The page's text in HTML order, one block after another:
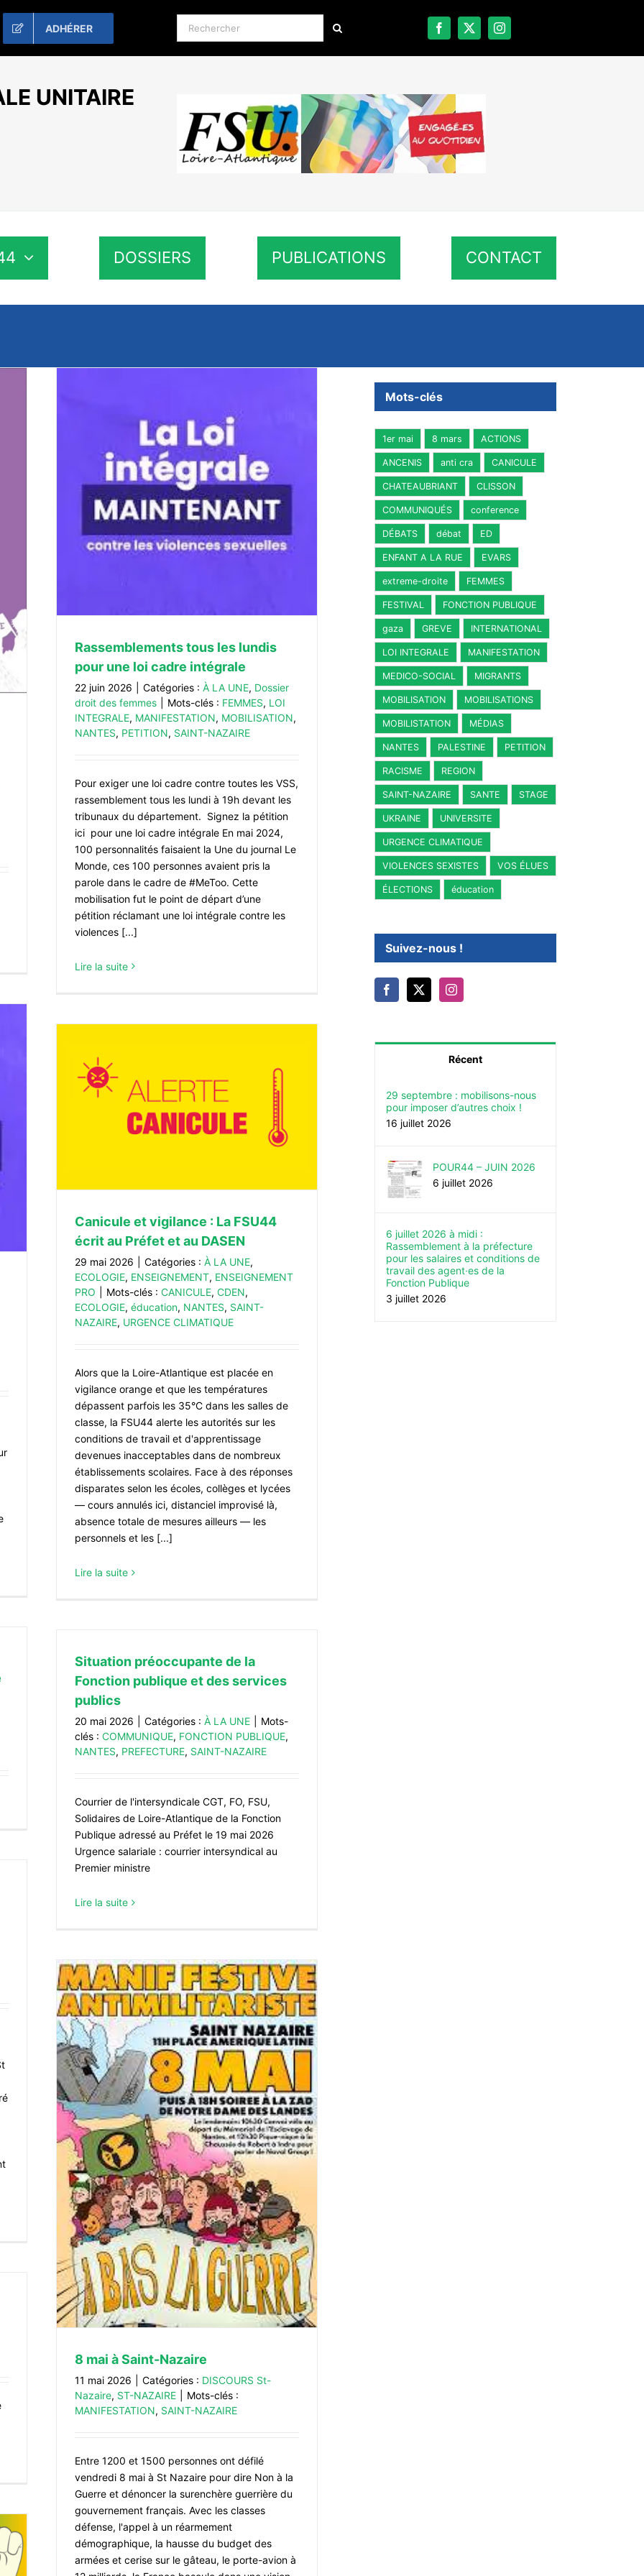
ADHÉRER Rechercher:
UNITAIRE
DOSSIERS PUBLICATIONS CONTACT
une
Rassemblements tous les lundis
pour une loi cadre intégrale
22 juin 2026 Catégories : À LA UNE, Dossier
droit des femmes
Mots-clés : FEMMES, LOI
INTEGRALE, MANIFESTATION, MOBILISATION,
NANTES, PETITION, SAINT-NAZAIRE
Pour exiger une loi cadre contre toutes les VSS,
rassemblement tous les lundi à 19h devant les
tribunaux du département. Signez la pétition
ici pour une loi cadre intégrale En mai 2024,
100 personnalités faisaient la Une du journal Le
Monde, ces 100 personnes avaient pris la
parole dans le cadre de #MeToo. Cette
mobilisation fut le point de départ d’une
pétition réclamant une loi intégrale contre les
violences [...]
Lire la suite
au
Canicule et vigilance : La FSU44
écrit au Préfet et au DASEN
29 mai 2026 Catégories : À LA UNE,
ECOLOGIE, ENSEIGNEMENT, ENSEIGNEMENT
PRO
Mots-clés : CANICULE, CDEN,
ECOLOGIE, éducation, NANTES, SAINT-
NAZAIRE, URGENCE CLIMATIQUE
Alors que la Loire-Atlantique est placée en
vigilance orange et que les températures
dépassent parfois les 35°C dans les salles de
classe, la FSU44 alerte les autorités sur les
conditions de travail et d'apprentissage
devenues inacceptables dans de nombreux
établissements scolaires. Face à des réponses
disparates selon les écoles, collèges et lycées
— cours annulés ici, distanciel improvisé là,
absence totale de mesures ailleurs — les
personnels et les [...]
Lire la suite
Situation préoccupante de la
Fonction publique et des services
publics
20 mai 2026 Catégories : À LA UNE
Mots-
clés : COMMUNIQUE, FONCTION PUBLIQUE,
NANTES, PREFECTURE, SAINT-NAZAIRE
Courrier de l'intersyndicale CGT, FO, FSU,
Solidaires de Loire-Atlantique de la Fonction
Publique adressé au Préfet le 19 mai 2026
Urgence salariale : courrier intersyndical au
Premier ministre
Lire la suite
8 mai à Saint-Nazaire
11 mai 2026 Catégories : DISCOURS St-
Nazaire, ST-NAZAIRE
Mots-clés :
MANIFESTATION, SAINT-NAZAIRE
Entre 1200 et 1500 personnes ont défilé
vendredi 8 mai à St Nazaire pour dire Non à la
Guerre et dénoncer la surenchère guerrière du
gouvernement français. Avec les classes
défense, l'appel à un réarmement
démographique, la hausse du budget des
armées et cerise sur le gâteau, le porte-avion à
Mots-clés
1er mai 8 mars ACTIONS
ANCENIS anti cra CANICULE
CHATEAUBRIANT CLISSON
COMMUNIQUÉS conference
DÉBATS débat ED
ENFANT A LA RUE EVARS
extreme-droite FEMMES
FESTIVAL FONCTION PUBLIQUE
gaza GREVE INTERNATIONAL
LOI INTEGRALE MANIFESTATION
MEDICO-SOCIAL MIGRANTS
MOBILISATION MOBILISATIONS
MOBILISTATION MÉDIAS
NANTES PALESTINE PETITION
RACISME REGION
SAINT-NAZAIRE SANTE STAGE
UKRAINE UNIVERSITE
URGENCE CLIMATIQUE
VIOLENCES SEXISTES VOS ÉLUES
ÉLECTIONS éducation
Suivez-nous !
Récent
29 septembre : mobilisons-nous
pour imposer d’autres choix !
16 juillet 2026
POUR44 – JUIN 2026
6 juillet 2026
6 juillet 2026 à midi :
Rassemblement à la préfecture
pour les salaires et conditions de
travail des agent·es de la
Fonction Publique
3 juillet 2026